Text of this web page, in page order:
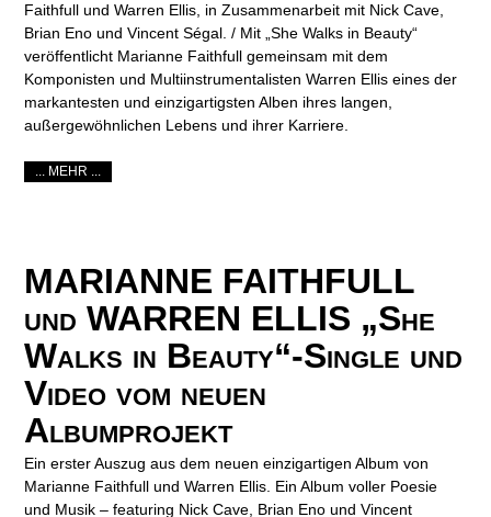
Faithfull und Warren Ellis, in Zusammenarbeit mit Nick Cave,
Brian Eno und Vincent Ségal. / Mit „She Walks in Beauty“
veröffentlicht Marianne Faithfull gemeinsam mit dem
Komponisten und Multiinstrumentalisten Warren Ellis eines der
markantesten und einzigartigsten Alben ihres langen,
außergewöhnlichen Lebens und ihrer Karriere.
... MEHR ...
MARIANNE FAITHFULL
und WARREN ELLIS „She
Walks in Beauty“-Single und
Video vom neuen
Albumprojekt
Ein erster Auszug aus dem neuen einzigartigen Album von
Marianne Faithfull und Warren Ellis. Ein Album voller Poesie
und Musik – featuring Nick Cave, Brian Eno und Vincent